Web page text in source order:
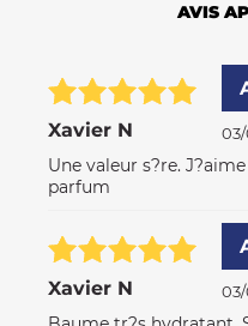
AVIS
Xavier N
Une valeur s?re.
parfum
Xavier N